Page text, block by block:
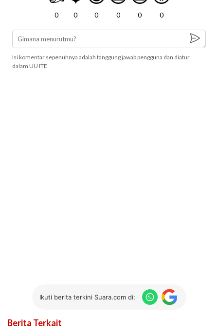
0 0 0 0 0 0
Isi komentar sepenuhnya adalah tanggung jawab pengguna dan diatur
dalam UU ITE
Ikuti berita terkini Suara.com di:
Berita Terkait